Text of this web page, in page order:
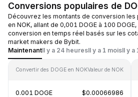
Conversions populaires de
Découvrez les montants de conversion les
en NOK, allant de 0,001 DOGE à 100
conversion en temps réel basés sur les
market makers de Bybit.
MaintenantIl y a 24 heuresIl y a 1 moisIl y a
Convertir des DOGE en NOKValeur de NOK
0.001 DOGE $0.00066986